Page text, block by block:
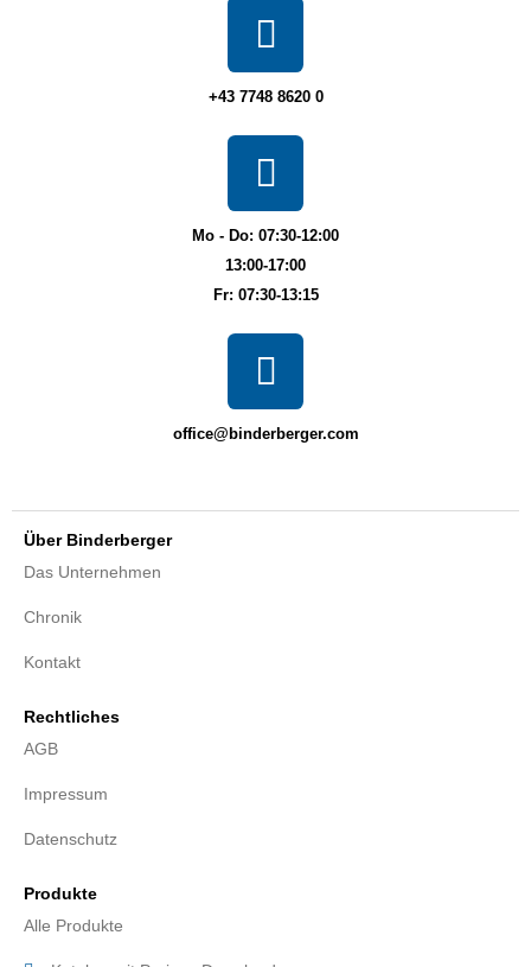
+43 7748 8620 0
Mo - Do: 07:30-12:00
13:00-17:00
Fr: 07:30-13:15
office@binderberger.com
Über Binderberger
Das Unternehmen
Chronik
Kontakt
Rechtliches
AGB
Impressum
Datenschutz
Produkte
Alle Produkte